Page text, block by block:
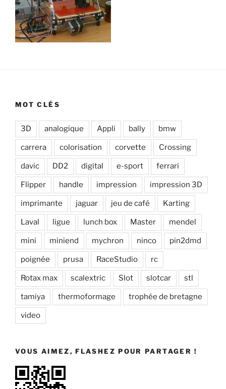
MOT CLÉS
3D analogique Appli bally bmw
carrera colorisation corvette Crossing
davic DD2 digital e-sport ferrari
Flipper handle impression impression 3D
imprimante jaguar jeu de café Karting
Laval ligue lunch box Master mendel
mini miniend mychron ninco pin2dmd
poignée prusa RaceStudio rc
Rotax max scalextric Slot slotcar stl
tamiya thermoformage trophée de bretagne
video
VOUS AIMEZ, FLASHEZ POUR PARTAGER !